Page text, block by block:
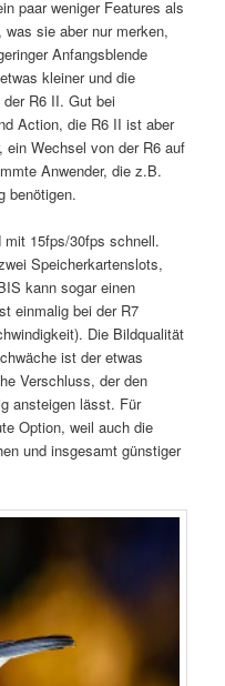
paar weniger Features als
sie aber nur merken,
Anfangsblende
kleiner und die
R6 II. Gut bei
Action, die R6 II ist aber
ein Wechsel von der R6 auf
Anwender, die z.B.
benötigen.
15fps/30fps schnell.
Speicherkartenslots,
kann sogar einen
einmalig bei der R7
Die Bildqualität
ist der etwas
Verschluss, der den
ansteigen lässt. Für
Option, weil auch die
und insgesamt günstiger